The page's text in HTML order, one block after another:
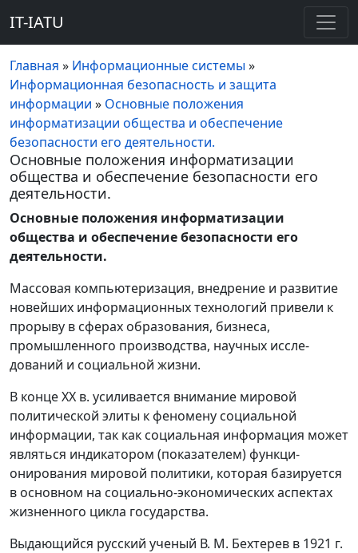
IT-IATU
Главная » Информационные системы»
Информационная безопасность и защита
информации » Основные положения
информатизации общества и обеспечение
безопасности его деятельности.
Основные положения информатизации
общества и обеспечение безопасности его
деятельности.
Основные положения информатизации
общества и обеспечение безопасности его
деятельности.
Массовая компьютеризация, внедрение и развитие
новейших информационных технологий привели к
прорыву в сферах обра­зования, бизнеса,
промышленного производства, научных иссле­
дований и социальной жизни.
В конце ХХ в. усиливается внимание мировой
политической элиты к феномену социальной
информации, так как социальная информация может
являться индикатором (показателем) функци­
онирования мировой политики, которая базируется
в основном на социально-экономических аспектах
жизненного цикла государства.
Выдающийся русский ученый В. М. Бехтерев в 1921 г.